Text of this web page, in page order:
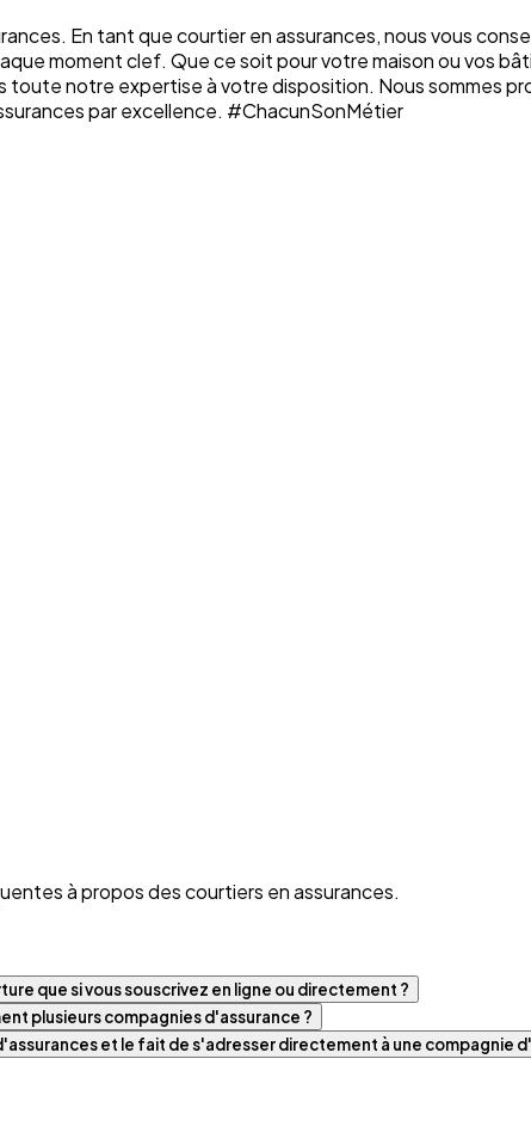
En tant que courtier en assurances, nous vous
moment clef. Que ce soit pour votre maison ou vos
notre expertise à votre disposition. Nous sommes
par excellence. #ChacunSonMétier
à propos des courtiers en assurances.
que si vous souscrivez en ligne ou directement ?
plusieurs compagnies d'assurance ?
et le fait de s'adresser directement à une compagnie